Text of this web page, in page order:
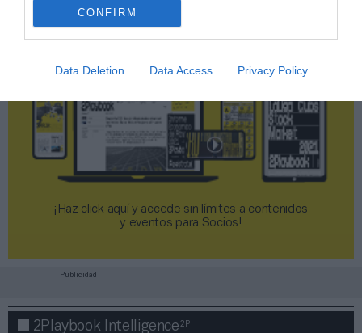
CONFIRM
Data Deletion Data Access Privacy Policy
¡Haz click aquí y accede sin límites a contenidos
y eventos para Socios!​​​​​​​
Publicidad
2Playbook Intelligence2P